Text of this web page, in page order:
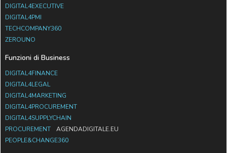
DIGITAL4EXECUTIVE
DIGITAL4PMI
TECHCOMPANY360
ZEROUNO
Funzioni di Business
DIGITAL4FINANCE
DIGITAL4LEGAL
DIGITAL4MARKETING
DIGITAL4PROCUREMENT
DIGITAL4SUPPLYCHAIN
PROCUREMENT
AGENDADIGITALE.EU
PEOPLE&CHANGE360